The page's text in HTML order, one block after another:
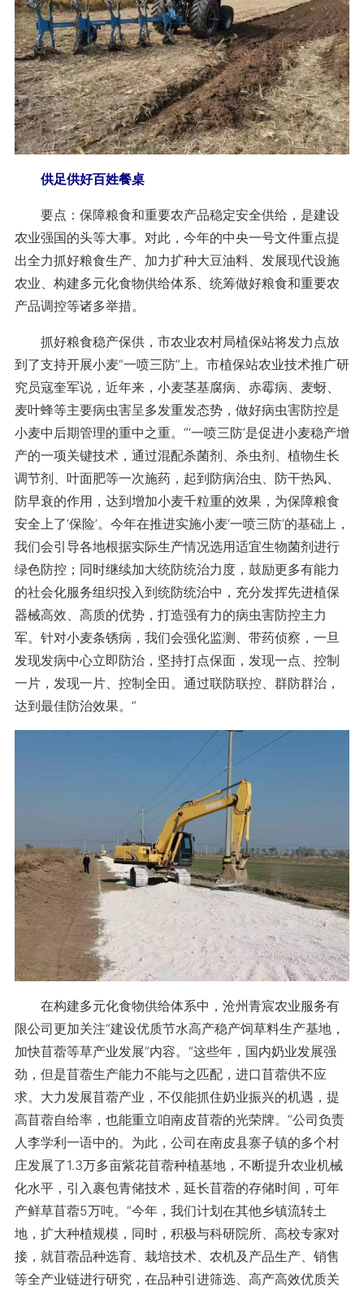
供足供好百姓餐桌
要点：保障粮食和重要农产品稳定安全供给，是建设
农业强国的头等大事。对此，今年的中央一号文件重点提
出全力抓好粮食生产、加力扩种大豆油料、发展现代设施
农业、构建多元化食物供给体系、统筹做好粮食和重要农
产品调控等诸多举措。
抓好粮食稳产保供，市农业农村局植保站将发力点放
到了支持开展小麦“一喷三防”上。市植保站农业技术推广研
究员寇奎军说，近年来，小麦茎基腐病、赤霉病、麦蚜、
麦叶蜂等主要病虫害呈多发重发态势，做好病虫害防控是
小麦中后期管理的重中之重。“‘一喷三防’是促进小麦稳产增
产的一项关键技术，通过混配杀菌剂、杀虫剂、植物生长
调节剂、叶面肥等一次施药，起到防病治虫、防干热风、
防早衰的作用，达到增加小麦千粒重的效果，为保障粮食
安全上了‘保险’。今年在推进实施小麦‘一喷三防’的基础上，
我们会引导各地根据实际生产情况选用适宜生物菌剂进行
绿色防控；同时继续加大统防统治力度，鼓励更多有能力
的社会化服务组织投入到统防统治中，充分发挥先进植保
器械高效、高质的优势，打造强有力的病虫害防控主力
军。针对小麦条锈病，我们会强化监测、带药侦察，一旦
发现发病中心立即防治，坚持打点保面，发现一点、控制
一片，发现一片、控制全田。通过联防联控、群防群治，
达到最佳防治效果。”
在构建多元化食物供给体系中，沧州青宸农业服务有
限公司更加关注“建设优质节水高产稳产饲草料生产基地，
加快苜蓿等草产业发展”内容。“这些年，国内奶业发展强
劲，但是苜蓿生产能力不能与之匹配，进口苜蓿供不应
求。大力发展苜蓿产业，不仅能抓住奶业振兴的机遇，提
高苜蓿自给率，也能重立咱南皮苜蓿的光荣牌。”公司负责
人李学利一语中的。为此，公司在南皮县寨子镇的多个村
庄发展了1.3万多亩紫花苜蓿种植基地，不断提升农业机械
化水平，引入裹包青储技术，延长苜蓿的存储时间，可年
产鲜草苜蓿5万吨。“今年，我们计划在其他乡镇流转土
地，扩大种植规模，同时，积极与科研院所、高校专家对
接，就苜蓿品种选育、栽培技术、农机及产品生产、销售
等全产业链进行研究，在品种引进筛选、高产高效优质关